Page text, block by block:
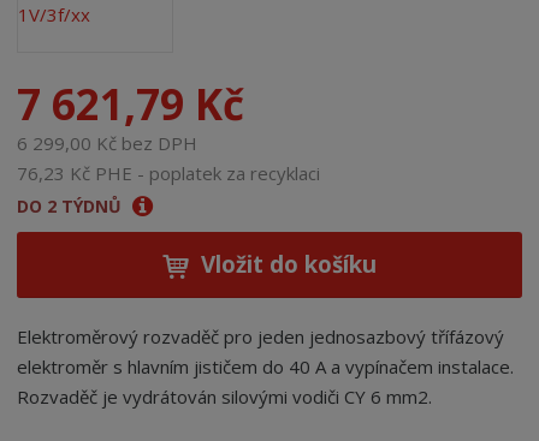
7 621,79 Kč
6 299,00 Kč bez DPH
76,23 Kč PHE - poplatek za recyklaci
DO 2 TÝDNŮ
Vložit do košíku
Elektroměrový rozvaděč pro jeden jednosazbový třífázový
elektroměr s hlavním jističem do 40 A a vypínačem instalace.
Rozvaděč je vydrátován silovými vodiči CY 6 mm2.